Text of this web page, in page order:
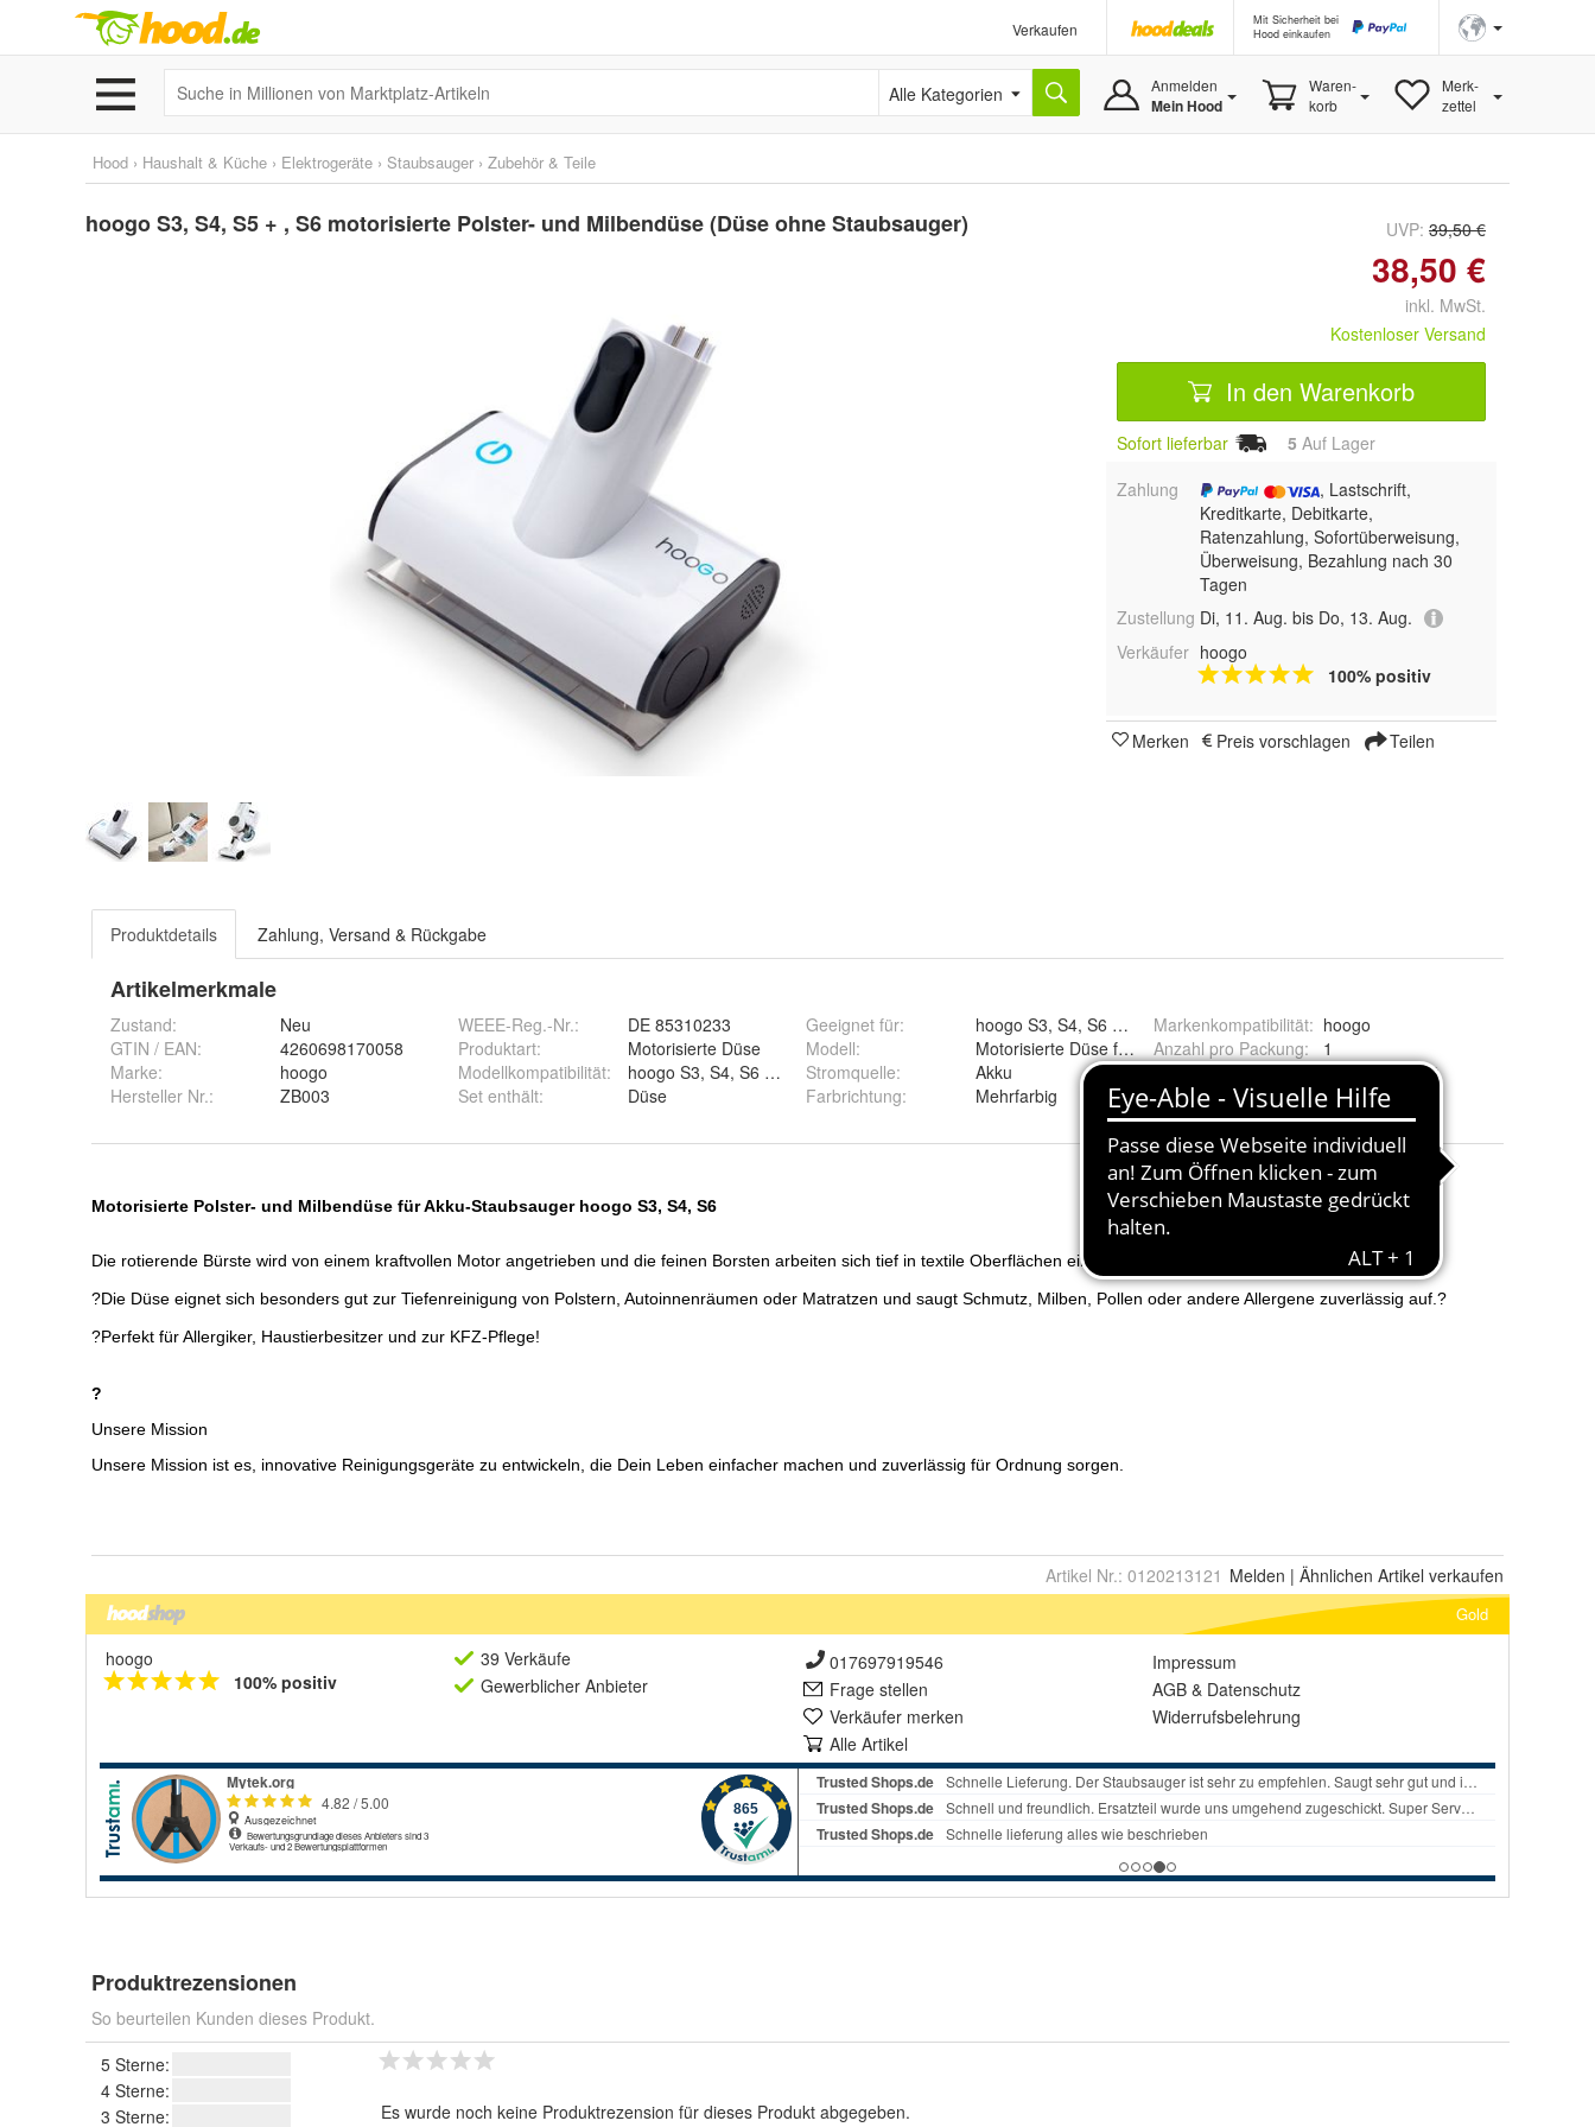
Verkaufen
Mit Sicherheit bei
Hood einkaufen
Alle Kategorien Anmelden
Mein Hood
Waren-
korb
Merk-
zettel
Hood › Haushalt & Küche › Elektrogeräte › Staubsauger › Zubehör & Teile
hoogo S3, S4, S5 + , S6 motorisierte Polster- und Milbendüse (Düse ohne Staubsauger) UVP: 39,50 €
38,50 €
inkl. MwSt.
Kostenloser Versand
In den Warenkorb
Sofort lieferbar 5 Auf Lager
Zahlung
, Lastschrift,
Kreditkarte, Debitkarte,
Ratenzahlung, Sofortüberweisung,
Überweisung, Bezahlung nach 30
Tagen
Zustellung Di, 11. Aug. bis Do, 13. Aug.
Verkäufer hoogo
100% positiv
Merken Preis vorschlagen Teilen
Produktdetails Zahlung, Versand & Rückgabe
Artikelmerkmale
Zustand:
Neu
GTIN / EAN:
4260698170058
Marke:
hoogo
Hersteller Nr.:
ZB003
WEEE-Reg.-Nr.:
DE 85310233
Produktart:
Motorisierte Düse
Modellkompatibilität:
hoogo S3, S4, S6 Akku-Staubsauger
Set enthält: Düse
Geeignet für:
hoogo S3, S4, S6 Akku-Staubsauger
Modell:
Motorisierte Düse für Akku-Staubsauger S3, S4, S6
Stromquelle:
Akku
Farbrichtung: Mehrfarbig
Markenkompatibilität: hoogo
Anzahl pro Packung:
1
Kapazität:
keine Kapazität
Anzahl der Teile
1
Artikel Nr.: 0120213121 Melden | Ähnlichen Artikel verkaufen
Gold
hoogo
100% positiv
39 Verkäufe
Gewerblicher Anbieter
017697919546
Frage stellen
Verkäufer merken
Alle Artikel
Impressum
AGB & Datenschutz
Widerrufsbelehrung
Produktrezensionen
So beurteilen Kunden dieses Produkt.
5 Sterne:
4 Sterne:
3 Sterne:
Es wurde noch keine Produktrezension für dieses Produkt abgegeben.